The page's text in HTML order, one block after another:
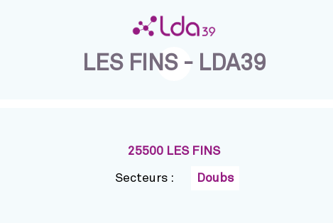
LES FINS - LDA39
25500 LES FINS
Secteurs : Doubs